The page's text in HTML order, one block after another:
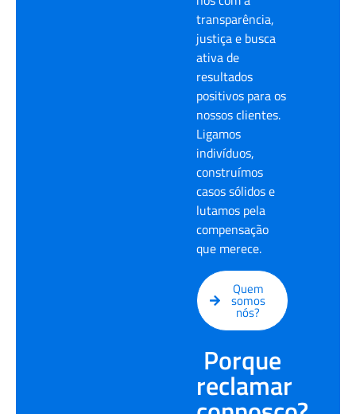
transparência,
justiça e busca
ativa de
resultados
positivos para os
nossos clientes.
Ligamos
indivíduos,
construímos
casos sólidos e
lutamos pela
compensação
que merece.
Quem
somos
nós?
Porque
reclamar